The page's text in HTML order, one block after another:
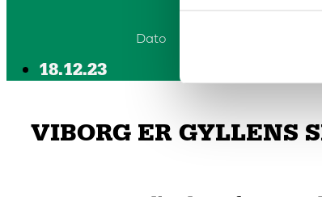
Dato
18.12.23
VIBORG ER GYLLENS